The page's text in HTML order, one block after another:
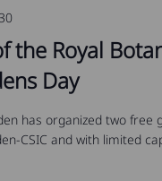
the Royal
Day
has organized two
CSIC and with limited